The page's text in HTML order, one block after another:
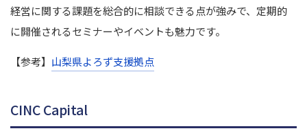
経営に関する課題を総合的に相談できる点が強みで、定期的
に開催されるセミナーやイベントも魅力です。
【参考】 山梨県よろず支援拠点
CINC Capital